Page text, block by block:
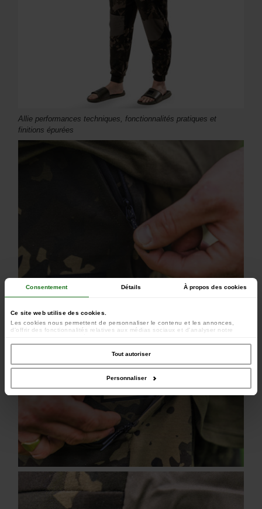
Consentement Détails À propos des cookies
Ce site web utilise des cookies.
Les cookies nous permettent de personnaliser le contenu et les annonces,
d'offrir des fonctionnalités relatives aux médias sociaux et d'analyser notre
avec nos partenaires de médias sociaux, de publicité et d'analyse, qui peuvent
combiner celles-ci avec d'autres informations que vous leur avez fournies ou
qu'ils ont collectées lors de votre utilisation de leurs services.
Tout autoriser
Personnaliser
Allie performances techniques, fonctionnalités pratiques et
finitions épurées